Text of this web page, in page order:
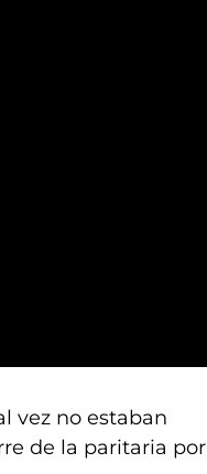
vez no estaban
de la paritaria por